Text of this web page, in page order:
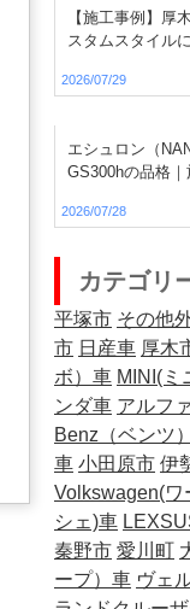
【施工事例】厚
スタムスタイル
2026/07/29
エシュロン（
GS300hの品格｜
2026/07/28
カテゴリ
平塚市 その他
市 日産車 厚木
ボ）車 MINI(ミ
ンダ車 アルフ
Benz（ベンツ
車 小田原市 伊
Volkswagen(ワ
シェ)車
秦野市 愛川町
ープ）車 ヴェ